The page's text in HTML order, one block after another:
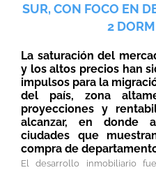
SUR, CON FOCO EN
2
La saturación del
y los altos precios han
impulsos para la
del país, zona
proyecciones y
alcanzar, en donde
ciudades que
compra de
El desarrollo inmobiliario